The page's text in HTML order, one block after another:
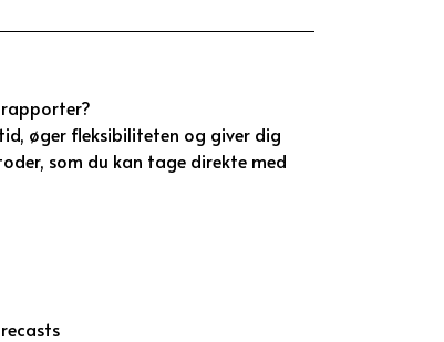
øger fleksibiliteten og giver dig
som du kan tage direkte med